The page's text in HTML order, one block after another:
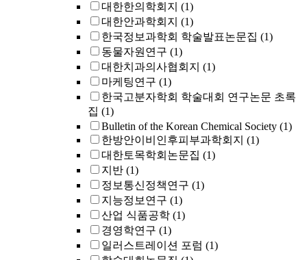
대한한의학회지 (1)
대한안과학회지 (1)
한국정보과학회 학술발표논문집 (1)
동물자원연구 (1)
대한치과의사협회지 (1)
마케팅연구 (1)
한국고분자학회 학술대회 연구논문 초록
집 (1)
Bulletin of the Korean Chemical Society (1)
한방안이비인후피부과학회지 (1)
대한토목학회논문집 (1)
지반 (1)
정보통신정책연구 (1)
지능정보연구 (1)
산업 식품공학 (1)
경영학연구 (1)
일러스트레이션 포럼 (1)